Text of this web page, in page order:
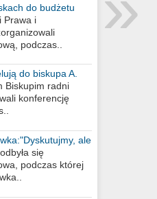
do budżetu
Prawa i
podczas..
do biskupa A.
Biskupim radni
konferencję
ale
się
podczas której